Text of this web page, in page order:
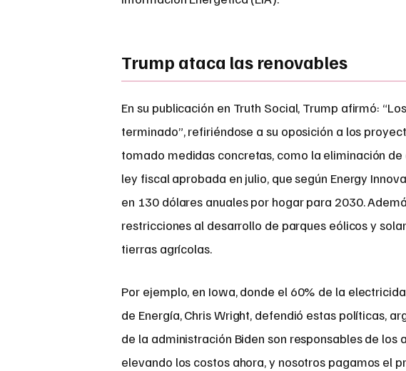
Trump ataca las renovables
En su publicación en Truth Social, Trump afirmó:
terminado”, refiriéndose a su oposición a los
tomado medidas concretas, como la eliminación
ley fiscal aprobada en julio, que según Energy
en 130 dólares anuales por hogar para 2030.
restricciones al desarrollo de parques eólicos y
tierras agrícolas.
Por ejemplo, en Iowa, donde el 60% de la
de Energía, Chris Wright, defendió estas políticas,
de la administración Biden son responsables de los
elevando los costos ahora, y nosotros pagamos el